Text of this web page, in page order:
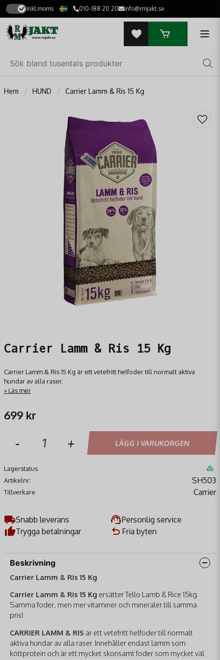
Inkl.moms 010-188 20 20 info@rmjakt.se
Hem HUND Carrier Lamm & Ris 15 Kg
Carrier Lamm & Ris 15 Kg
Carrier Lamm & Ris 15 Kg är ett vetefritt helfoder till normalt aktiva
hundar av alla raser.
Läs mer
699 kr
- + LÄGG I VARUKORGEN
Lagerstatus
Artikelnr:
SH503
Tillverkare Carrier
Snabb leverans
Personlig service
Trygga betalningar
Fria byten
Beskrivning
Carrier Lamm & Ris 15 Kg
Carrier Lamm & Ris 15 Kg ersätter Tello Lamb & Rice 15kg.
Samma foder, men mer vitaminer och mineraler till samma
pris!
CARRIER LAMM & RIS är ett vetefritt helfoder till normalt
aktiva hundar av alla raser. Innehåller endast lamm som
köttprotein och är ett mycket skonsamt foder som mycket väl